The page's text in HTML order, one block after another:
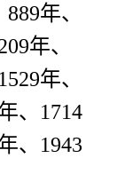
年、
年、
年、
、1714
、1943